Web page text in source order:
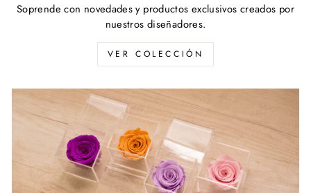
Soprende con novedades y productos exclusivos creados por
nuestros diseñadores.
VER COLECCIÓN